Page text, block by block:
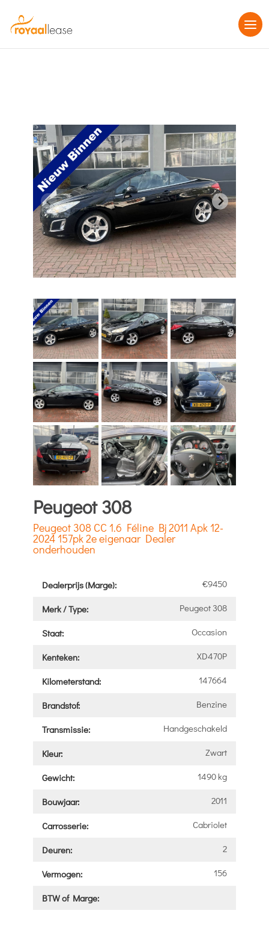
Peugeot 308
Peugeot 308 CC 1.6 Féline Bj 2011 Apk 12-
2024 157pk 2e eigenaar Dealer
onderhouden
Dealerprijs (Marge): €9450
Merk / Type: Peugeot 308
Staat: Occasion
Kenteken: XD470P
Kilometerstand: 147664
Brandstof: Benzine
Transmissie: Handgeschakeld
Kleur: Zwart
Gewicht: 1490 kg
Bouwjaar: 2011
Carrosserie: Cabriolet
Deuren: 2
Vermogen: 156
BTW of Marge: